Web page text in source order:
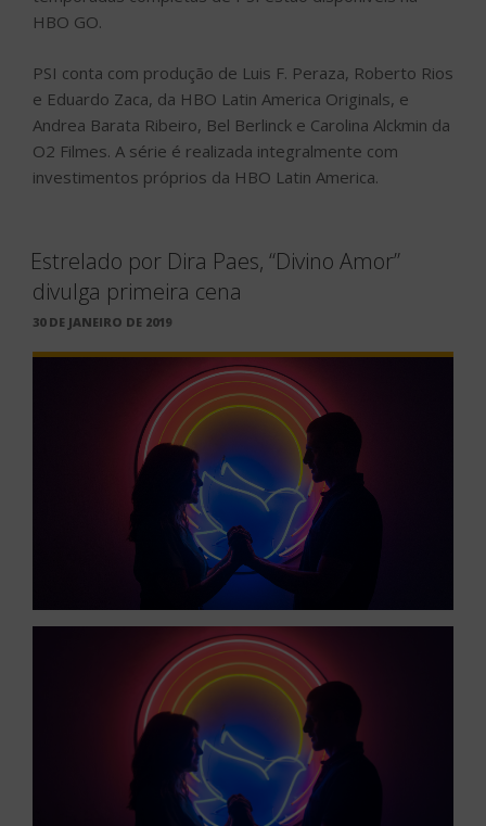
HBO GO.
PSI conta com produção de Luis F. Peraza, Roberto Rios
e Eduardo Zaca, da HBO Latin America Originals, e
Andrea Barata Ribeiro, Bel Berlinck e Carolina Alckmin da
O2 Filmes. A série é realizada integralmente com
investimentos próprios da HBO Latin America.
Estrelado por Dira Paes, “Divino Amor”
divulga primeira cena
PUBLICADO
30 DE JANEIRO DE 2019